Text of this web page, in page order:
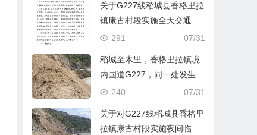
关于G227线稻城县香格里拉
镇康古村段实施全天交通管
制的通告
07/31
291
稻城至木里，香格里拉镇境
内国道G227，同一处发生二
次塌方，不影响进入亚丁景
07/31
240
关于对G227线稻城县香格里
拉镇康古村段实施夜间临时